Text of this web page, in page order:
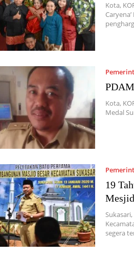
Kota,
Kota,
Medal
19
segera